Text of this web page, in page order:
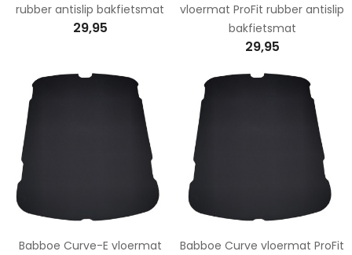
rubber antislip bakfietsmat
29,95
vloermat ProFit rubber antislip
bakfietsmat
29,95
Babboe Curve-E vloermat
Babboe Curve vloermat ProFit